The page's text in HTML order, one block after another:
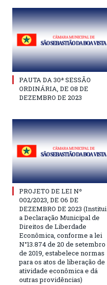
PAUTA DA 30ª SESSÃO
ORDINÁRIA, DE 08 DE
DEZEMBRO DE 2023
PROJETO DE LEI Nº
002/2023, DE 06 DE
DEZEMBRO DE 2023 (Institui
a Declaração Municipal de
Direitos de Liberdade
Econômica, conforme a lei
N°13.874 de 20 de setembro
de 2019, estabelece normas
para os atos de liberação de
atividade econômica e dá
outras providências)